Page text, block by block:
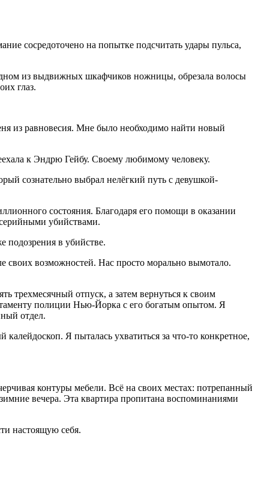
сосредоточено на попытке подсчитать удары пульса,
из выдвижных шкафчиков ножницы, обрезала волосы
глаз.
из равновесия. Мне было необходимо найти новый
к Эндрю Гейбу. Своему любимому человеку.
сознательно выбрал нелёгкий путь с девушкой-
состояния. Благодаря его помощи в оказании
убийствами.
в убийстве.
своих возможностей. Нас просто морально вымотало.
трехмесячный отпуск, а затем вернуться к своим
полиции Нью-Йорка с его богатым опытом. Я
отдел.
Я пыталась ухватиться за что-то конкретное,
контуры мебели. Всё на своих местах: потрепанный
вечера. Эта квартира пропитана воспоминаниями
настоящую себя.